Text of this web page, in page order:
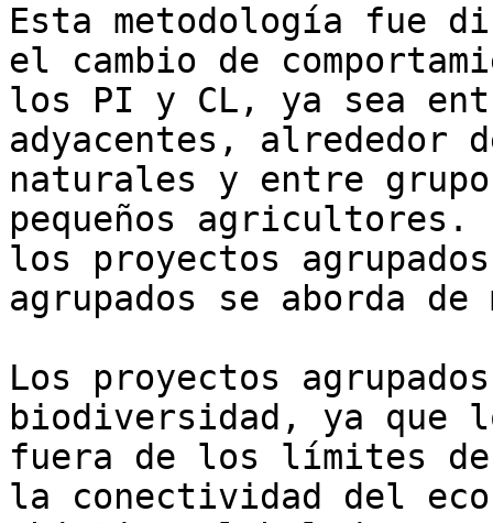
Esta metodología fue
el cambio de
los PI y CL, ya sea
adyacentes, alrededor
naturales y entre
pequeños
los proyectos
agrupados se aborda
Los proyectos
biodiversidad, ya que
fuera de los límites de
la conectividad del